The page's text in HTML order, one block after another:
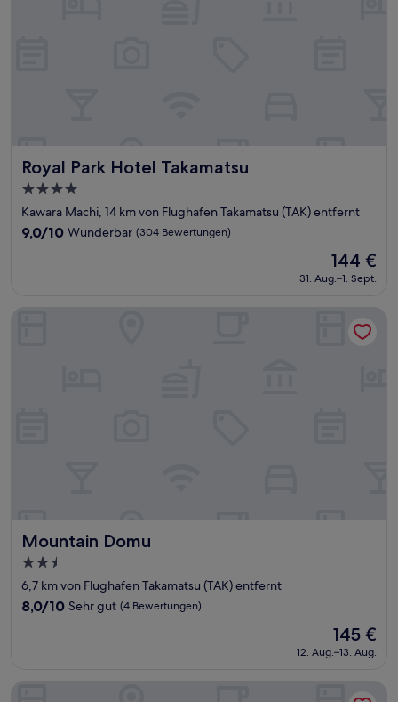
Royal Park Hotel Takamatsu
Royal Park Hotel Takamatsu
4.0-
Sterne-
Unterkunft
Kawara Machi, 14 km von Flughafen Takamatsu (TAK) entfernt
9.0
Bewertungen)
9,0/10 Wunderbar (304 Bewertungen)
Der
Preis
beträgt
144 €
31. Aug.–1. Sept.
Mountain Domu
Mountain Domu
2.5-
Sterne-
Unterkunft
6,7 km von Flughafen Takamatsu (TAK) entfernt
8.0
(4
8,0/10 Sehr gut (4 Bewertungen)
Der
Preis
beträgt
145 €
12. Aug.–13. Aug.
Kotohira Grand Hotel Sakuranosho